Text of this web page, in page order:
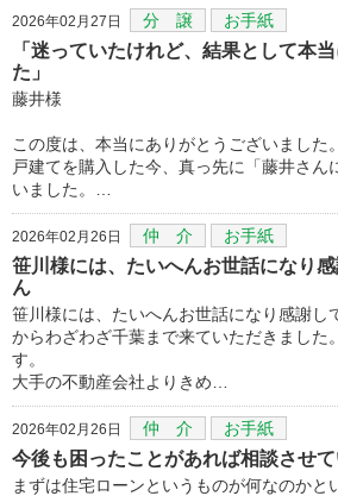
2026年02月27日 分 譲 お手紙
「迷っていたけれど、結果として本
た」
藤井様
この度は、本当にありがとうございました。
戸建てを購入した今、真っ先に「藤井さん
いました。…
2026年02月26日 仲 介 お手紙
笹川様には、たいへんお世話になり
ん
笹川様には、たいへんお世話になり感謝し
からわざわざ千葉まで来ていただきました
す。
大手の不動産会社よりきめ…
2026年02月26日 仲 介 お手紙
今後も困ったことがあれば相談させ
まずは住宅ローンというものが何なのかと